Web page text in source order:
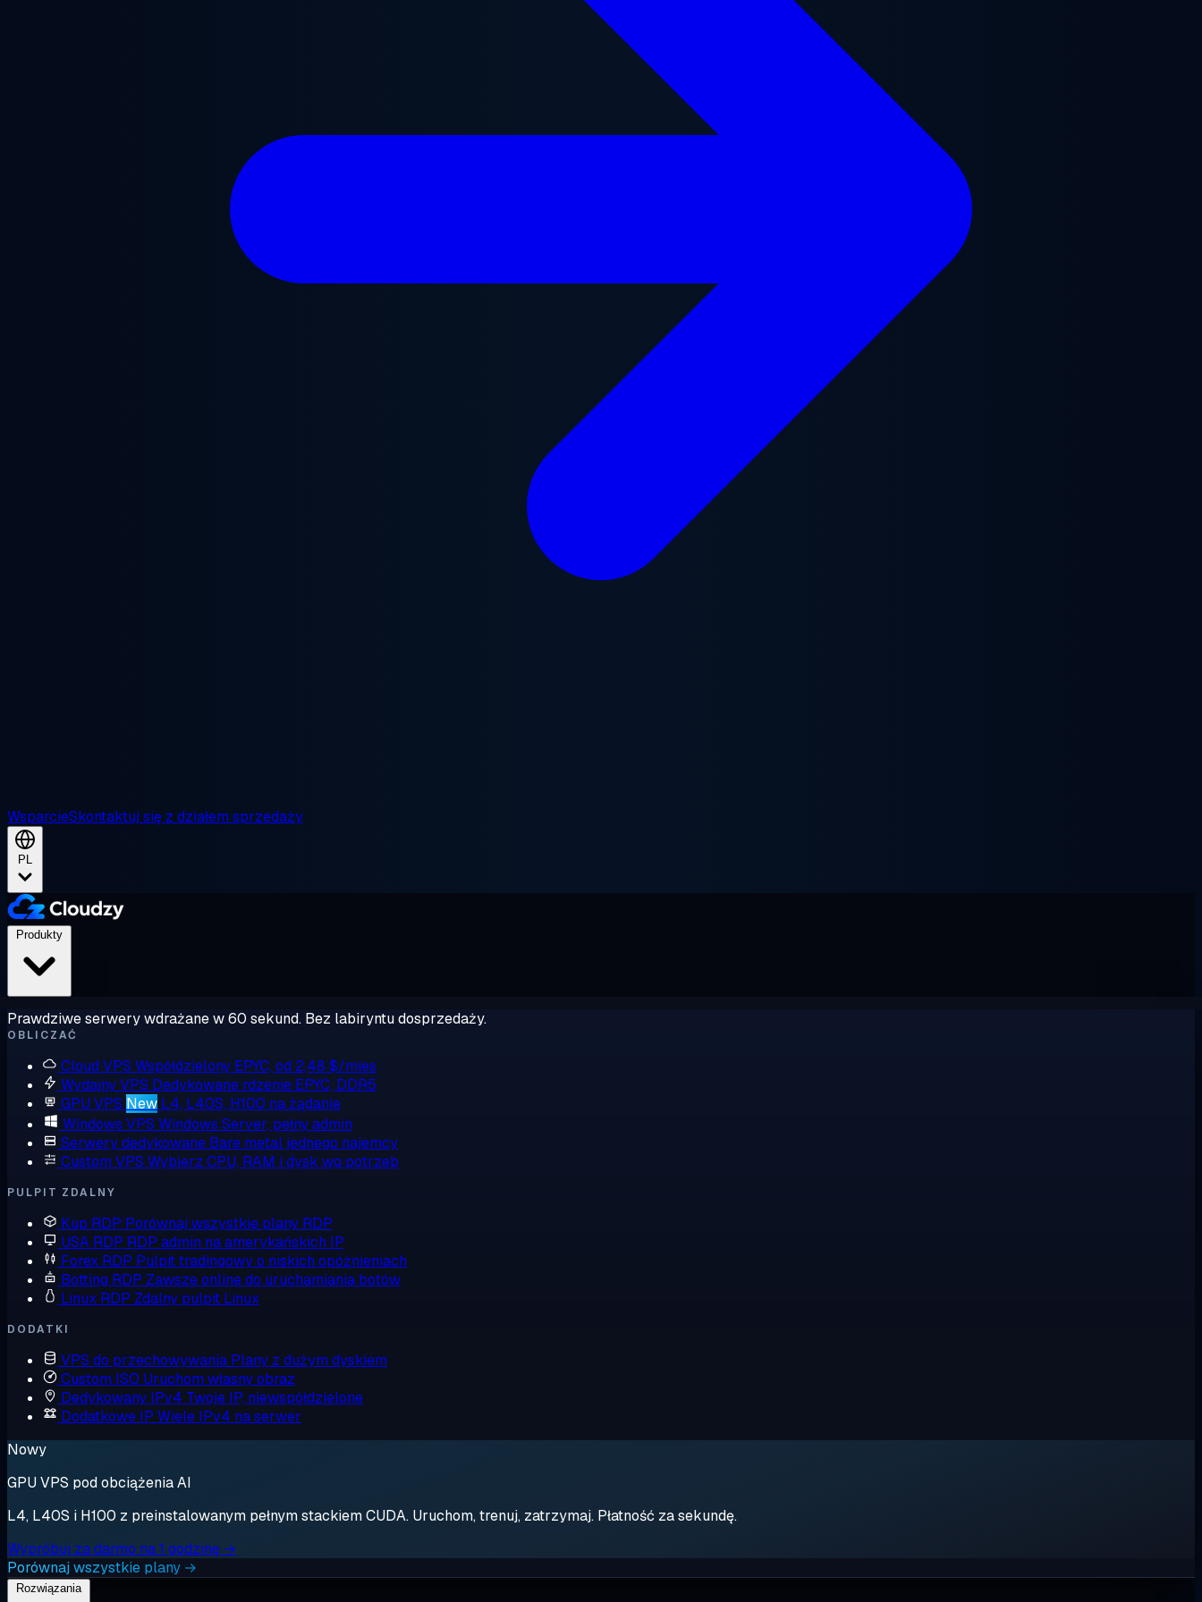
WsparcieSkontaktuj się z działem sprzedaży
PL
Prawdziwe serwery wdrażane w 60 sekund. Bez labiryntu dosprzedaży.
OBLICZAĆ
Cloud VPS Współdzielony EPYC, od 2,48 $/mies
Wydajny VPS Dedykowane rdzenie EPYC, DDR5
GPU VPS New L4, L40S, H100 na żądanie
Windows VPS Windows Server, pełny admin
Serwery dedykowane Bare metal jednego najemcy
Custom VPS Wybierz CPU, RAM i dysk wg potrzeb
PULPIT ZDALNY
Kup RDP Porównaj wszystkie plany RDP
USA RDP RDP admin na amerykańskich IP
Forex RDP Pulpit tradingowy o niskich opóźnieniach
Botting RDP Zawsze online do uruchamiania botów
Linux RDP Zdalny pulpit Linux
DODATKI
VPS do przechowywania Plany z dużym dyskiem
Custom ISO Uruchom własny obraz
Dedykowany IPv4 Twoje IP, niewspółdzielone
Dodatkowe IP Wiele IPv4 na serwer
Nowy
GPU VPS pod obciążenia AI
L4, L40S i H100 z preinstalowanym pełnym stackiem CUDA. Uruchom, trenuj, zatrzymaj. Płatność za sekundę.
Wypróbuj za darmo na 1 godzinę →
Porównaj wszystkie plany →
Rozwiązania